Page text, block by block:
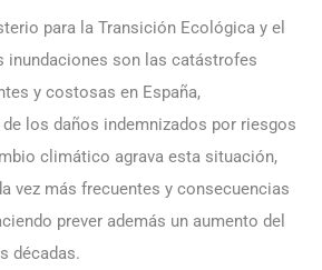
para la Transición Ecológica y el
inundaciones son las catástrofes
y costosas en España,
de los daños indemnizados por riesgos
climático agrava esta situación,
vez más frecuentes y consecuencias
prever además un aumento del
décadas.